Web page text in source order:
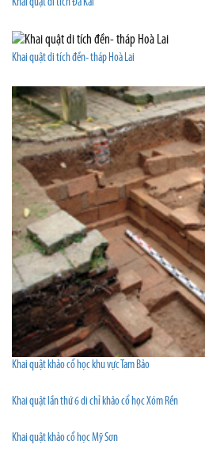
Khai quật di tích Đa Kai
Khai quật di tích đền- tháp Hoà Lai
Khai quật khảo cổ học khu vực Tam Bảo
Khai quật lần thứ 6 di chỉ khảo cổ học Xóm Rền
Khai quật khảo cổ học Mỹ Sơn